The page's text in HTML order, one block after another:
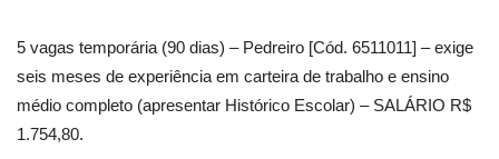
5 vagas temporária (90 dias) – Pedreiro [Cód. 6511011] – exige
seis meses de experiência em carteira de trabalho e ensino
médio completo (apresentar Histórico Escolar) – SALÁRIO R$
1.754,80.